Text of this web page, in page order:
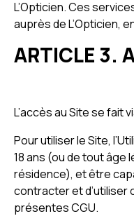
L’Opticien. Ces
auprès de L’Opticien,
ARTICLE 3.
L’accès au Site se fait
Pour utiliser le Site,
18 ans (ou de tout âge
résidence), et être
contracter et d’utiliser
présentes CGU.